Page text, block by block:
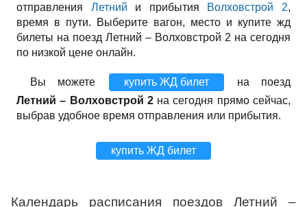
отправления Летний и прибытия Волховстрой 2,
время в пути. Выберите вагон, место и купите жд
билеты на поезд Летний – Волховстрой 2 на сегодня
по низкой цене онлайн.
Вы можете купить ЖД билет
на поезд
Летний – Волховстрой 2на сегодня прямо сейчас,
выбрав удобное время отправления или прибытия.
купить ЖД билет
Календарь расписания поездов Летний –